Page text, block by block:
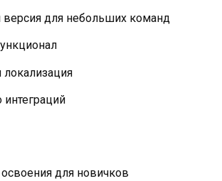
версия для небольших команд
локализация
для новичков